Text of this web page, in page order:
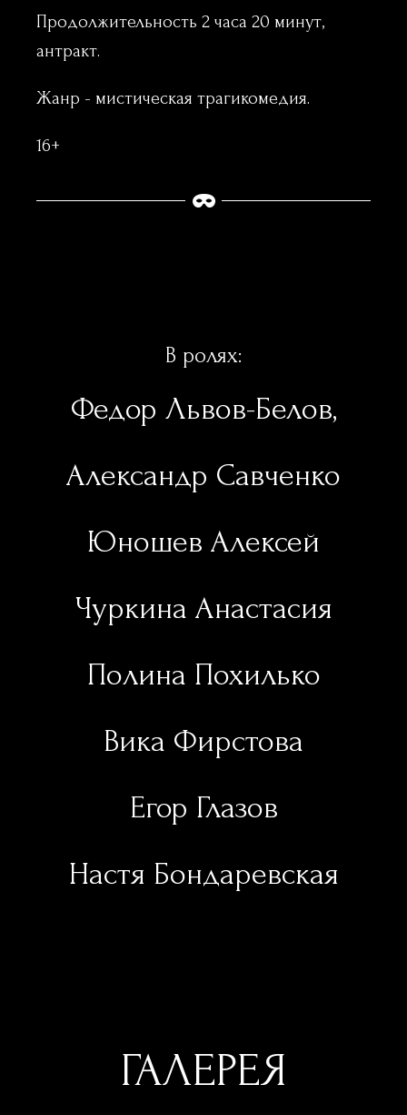
Продолжительность 2 часа 20 минут,
антракт.
Жанр - мистическая трагикомедия.
16+
В ролях:
Федор Львов-Белов,
Александр Савченко
Юношев Алексей
Чуркина Анастасия
Полина Похилько
Вика Фирстова
Егор Глазов
Настя Бондаревская
ГАЛЕРЕЯ